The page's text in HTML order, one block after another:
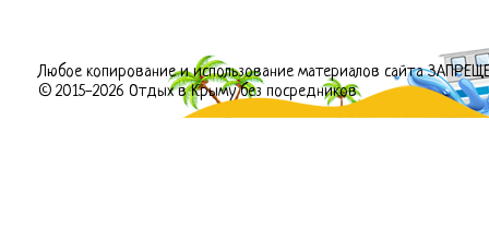
Любое копирование и использование материалов сайта
© 2015-2026 Отдых в Крыму без посредников